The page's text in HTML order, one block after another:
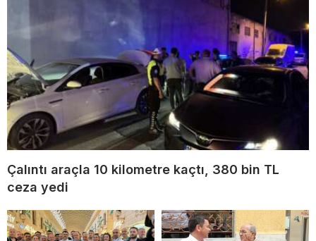
Çalıntı araçla 10 kilometre kaçtı, 380 bin TL
ceza yedi